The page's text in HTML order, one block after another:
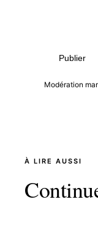
Publier
Modération
À LIRE AUSSI